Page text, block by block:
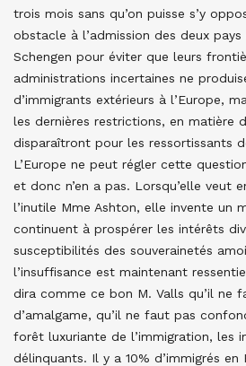
trois mois sans qu’on puisse s’y
obstacle à l’admission des deux pays
Schengen pour éviter que leurs
administrations incertaines ne
d’immigrants extérieurs à l’Europe,
les dernières restrictions, en matière
disparaîtront pour les ressortissants
L’Europe ne peut régler cette
et donc n’en a pas. Lorsqu’elle veut
l’inutile Mme Ashton, elle invente un
continuent à prospérer les intérêts
susceptibilités des souverainetés
l’insuffisance est maintenant
dira comme ce bon M. Valls qu’il ne
d’amalgame, qu’il ne faut pas
forêt luxuriante de l’immigration, les
délinquants. Il y a 10% d’immigrés en